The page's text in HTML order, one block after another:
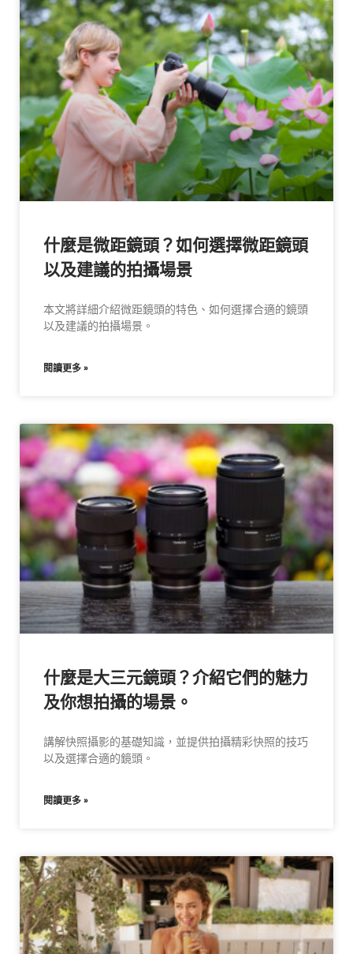
什麼是微距鏡頭？如何選擇微距鏡頭
以及建議的拍攝場景
本文將詳細介紹微距鏡頭的特色、如何選擇合適的鏡頭
以及建議的拍攝場景。
閱讀更多 »
什麼是大三元鏡頭？介紹它們的魅力
及你想拍攝的場景。
講解快照攝影的基礎知識，並提供拍攝精彩快照的技巧
以及選擇合適的鏡頭。
閱讀更多 »